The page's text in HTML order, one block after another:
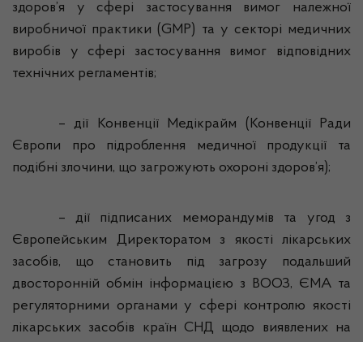
здоров’я у сфері застосування вимог належної
виробничої практики (GMP) та у секторі медичних
виробів у сфері застосування вимог відповідних
технічних регламентів;
– дії Конвенції Медікрайм (Конвенції Ради
Європи про підроблення медичної продукції та
подібні злочини, що загрожують охороні здоров’я);
– дії підписаних меморандумів та угод з
Європейським Директоратом з якості лікарських
засобів, що становить під загрозу подальший
двосторонній обмін інформацією з ВООЗ, ЄМА та
регуляторними органами у сфері контролю якості
лікарських засобів країн СНД щодо виявлених на